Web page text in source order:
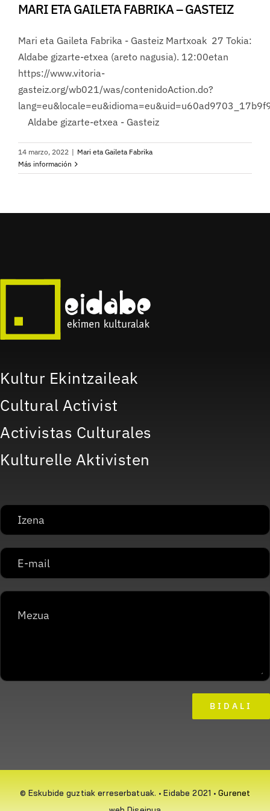
MARI ETA GAILETA FABRIKA – GASTEIZ
Mari eta Gaileta Fabrika - Gasteiz Martxoak 27 Tokia:
Aldabe gizarte-etxea (areto nagusia). 12:00etan
https://www.vitoria-
gasteiz.org/wb021/was/contenidoAction.do?
Aldabe gizarte-etxea - Gasteiz
14 marzo, 2022 | Mari eta Gaileta Fabrika
Más información
Kultur Ekintzaileak
Cultural Activist
Activistas Culturales
Kulturelle Aktivisten
BIDALI
© Eskubide guztiak erreserbatuak. • Eidabe 2021 •Gurenet